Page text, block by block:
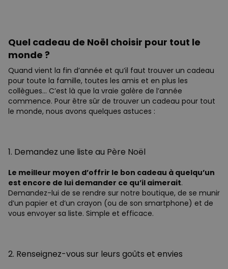
Quel cadeau de Noël choisir pour tout le
monde ?
Quand vient la fin d’année et qu’il faut trouver un cadeau
pour toute la famille, toutes les amis et en plus les
collègues… C’est là que la vraie galère de l’année
commence. Pour être sûr de trouver un cadeau pour tout
le monde, nous avons quelques astuces :
1. Demandez une liste au Père Noël
Le meilleur moyen d’offrir le bon cadeau à quelqu’un
est encore de lui demander ce qu’il aimerait.
Demandez-lui de se rendre sur notre boutique, de se munir
d’un papier et d’un crayon (ou de son smartphone) et de
vous envoyer sa liste. Simple et efficace.
2. Renseignez-vous sur leurs goûts et envies